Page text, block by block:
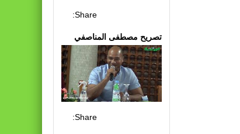
Share:
تصريح مصطفى المناصفي
Share: